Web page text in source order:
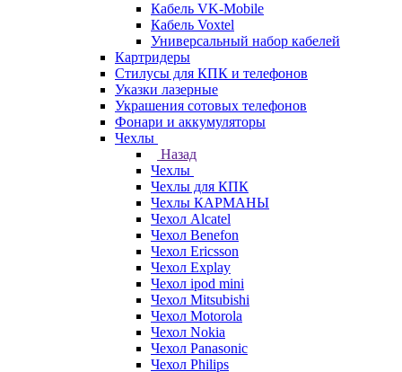
Кабель VK-Mobile
Кабель Voxtel
Универсальный набор кабелей
Картридеры
Стилусы для КПК и телефонов
Указки лазерные
Украшения сотовых телефонов
Фонари и аккумуляторы
Чехлы
Назад
Чехлы
Чехлы для КПК
Чехлы КАРМАНЫ
Чехол Alcatel
Чехол Benefon
Чехол Ericsson
Чехол Explay
Чехол ipod mini
Чехол Mitsubishi
Чехол Motorola
Чехол Nokia
Чехол Panasonic
Чехол Philips